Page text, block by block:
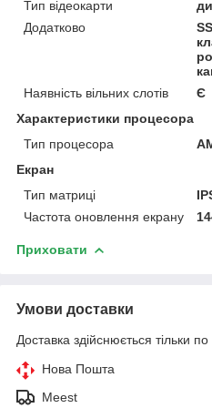
Тип відеокарти
Додатково
Наявність вільних слотів
Є
Характеристики процесора
Тип процесора
Екран
Тип матриці
Частота оновлення екрану
Приховати
Умови доставки
Доставка здійснюється тільки
Нова Пошта
Meest